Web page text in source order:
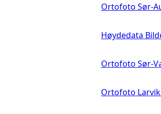
Ortofoto Sør-
Høydedata
Ortofoto Sør-
Ortofoto